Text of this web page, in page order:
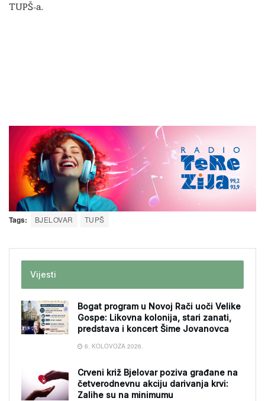
TUPŠ-a.
Tags: BJELOVAR TUPŠ
Vijesti
Bogat program u Novoj Rači uoči Velike
Gospe: Likovna kolonija, stari zanati,
predstava i koncert Šime Jovanovca
6. KOLOVOZA 2026.
Crveni križ Bjelovar poziva građane na
četverodnevnu akciju darivanja krvi:
Zalihe su na minimumu